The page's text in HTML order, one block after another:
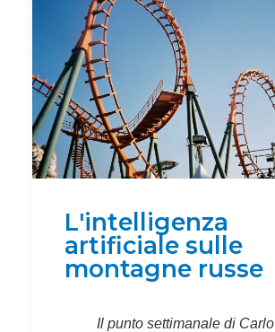
L'intelligenza
artificiale sulle
montagne russe
Il punto settimanale di Carlo